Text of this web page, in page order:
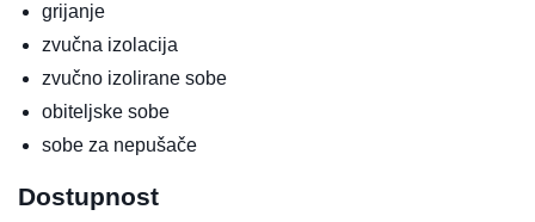
grijanje
zvučna izolacija
zvučno izolirane sobe
obiteljske sobe
sobe za nepušače
Dostupnost